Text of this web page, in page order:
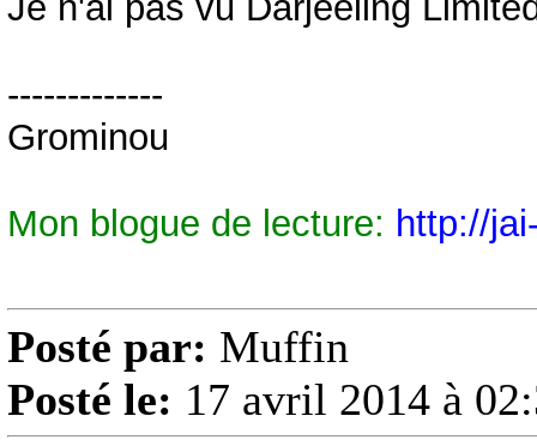
-------------
Grominou
Mon blogue de lecture: http://
Posté par: Muffin
Posté le: 17 avril 2014 à